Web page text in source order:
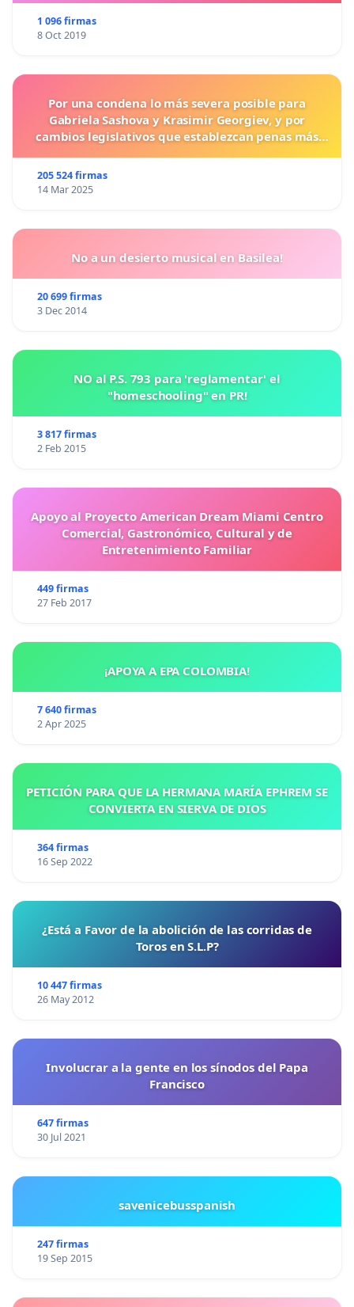
1 096 firmas
8 Oct 2019
Por una condena lo más severa posible para
Gabriela Sashova y Krasimir Georgiev, y por
cambios legislativos que establezcan penas más
205 524 firmas
14 Mar 2025
No a un desierto musical en Basilea!
20 699 firmas
3 Dec 2014
NO al P.S. 793 para 'reglamentar' el
"homeschooling" en PR!
3 817 firmas
2 Feb 2015
Apoyo al Proyecto American Dream Miami Centro
Comercial, Gastronómico, Cultural y de
Entretenimiento Familiar
449 firmas
27 Feb 2017
¡APOYA A EPA COLOMBIA!
7 640 firmas
2 Apr 2025
PETICIÓN PARA QUE LA HERMANA MARÍA EPHREM SE
CONVIERTA EN SIERVA DE DIOS
364 firmas
16 Sep 2022
¿Está a Favor de la abolición de las corridas de
Toros en S.L.P?
10 447 firmas
26 May 2012
Involucrar a la gente en los sínodos del Papa
Francisco
647 firmas
30 Jul 2021
savenicebusspanish
247 firmas
19 Sep 2015